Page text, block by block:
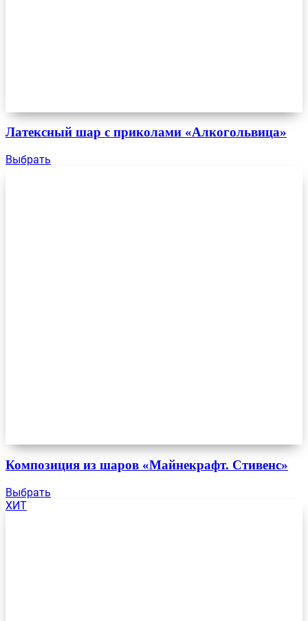
Латексный шар с приколами «Алкогольвица»
Выбрать
Композиция из шаров «Майнекрафт. Стивенс»
Выбрать
ХИТ